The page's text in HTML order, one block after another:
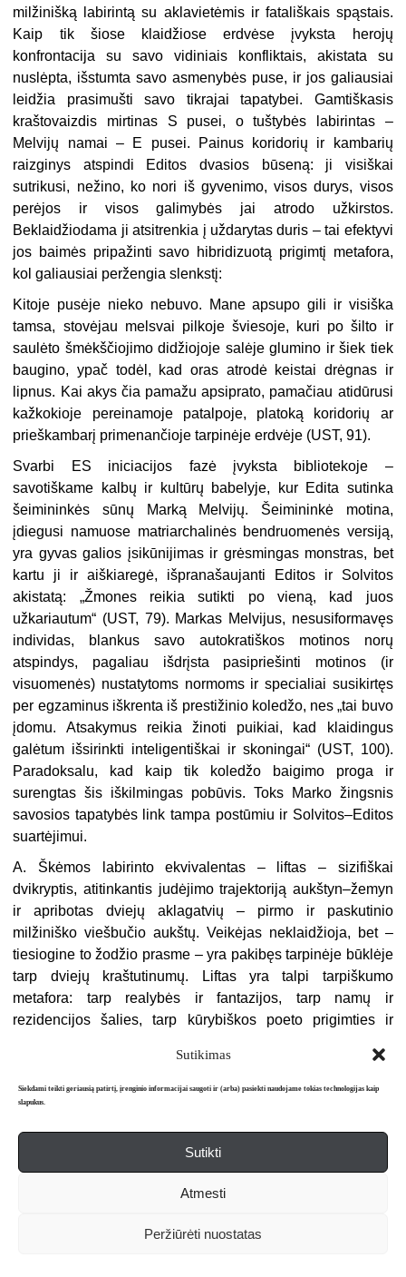
Sutikimas
Siekdami teikti geriausią patirtį, įrenginio informacijai saugoti ir (arba) pasiekti naudojame tokias technologijas kaip
slapukus.
Sutikti
Atmesti
Peržiūrėti nuostatas
milžinišką labirintą su aklavietėmis ir fatališkais spąstais.
Kaip tik šiose klaidžiose erdvėse įvyksta herojų
konfrontacija su savo vidiniais konfliktais, akistata su
nuslėpta, išstumta savo asmenybės puse, ir jos galiausiai
leidžia prasimušti savo tikrajai tapatybei. Gamtiškasis
kraštovaizdis mirtinas S pusei, o tuštybės labirintas –
Melvijų namai – E pusei. Painus koridorių ir kambarių
raizginys atspindi Editos dvasios būseną: ji visiškai
sutrikusi, nežino, ko nori iš gyvenimo, visos durys, visos
perėjos ir visos galimybės jai atrodo užkirstos.
Beklaidžiodama ji atsitrenkia į uždarytas duris – tai efektyvi
jos baimės pripažinti savo hibridizuotą prigimtį metafora,
kol galiausiai peržengia slenkstį:
Kitoje pusėje nieko nebuvo. Mane apsupo gili ir visiška
tamsa, stovėjau melsvai pilkoje šviesoje, kuri po šilto ir
saulėto šmėkščiojimo didžiojoje salėje glumino ir šiek tiek
baugino, ypač todėl, kad oras atrodė keistai drėgnas ir
lipnus. Kai akys čia pamažu apsiprato, pamačiau atidūrusi
kažkokioje pereinamoje patalpoje, platoką koridorių ar
prieškambarį primenančioje tarpinėje erdvėje (UST, 91).
Svarbi ES iniciacijos fazė įvyksta bibliotekoje –
savotiškame kalbų ir kultūrų babelyje, kur Edita sutinka
šeimininkės sūnų Marką Melvijų. Šeimininkė motina,
įdiegusi namuose matriarchalinės bendruomenės versiją,
yra gyvas galios įsikūnijimas ir grėsmingas monstras, bet
kartu ji ir aiškiaregė, išpranašaujanti Editos ir Solvitos
akistatą: „Žmones reikia sutikti po vieną, kad juos
užkariautum“ (UST, 79). Markas Melvijus, nesusiformavęs
individas, blankus savo autokratiškos motinos norų
atspindys, pagaliau išdrįsta pasipriešinti motinos (ir
visuomenės) nustatytoms normoms ir specialiai susikirtęs
per egzaminus iškrenta iš prestižinio koledžo, nes „tai buvo
įdomu. Atsakymus reikia žinoti puikiai, kad klaidingus
galėtum išsirinkti inteligentiškai ir skoningai“ (UST, 100).
Paradoksalu, kad kaip tik koledžo baigimo proga ir
surengtas šis iškilmingas pobūvis. Toks Marko žingsnis
savosios tapatybės link tampa postūmiu ir Solvitos–Editos
suartėjimui.
A. Škėmos labirinto ekvivalentas – liftas – sizifiškai
dvikryptis, atitinkantis judėjimo trajektoriją aukštyn–žemyn
ir apribotas dviejų aklagatvių – pirmo ir paskutinio
milžiniško viešbučio aukštų. Veikėjas neklaidžioja, bet –
tiesiogine to žodžio prasme – yra pakibęs tarpinėje būklėje
tarp dviejų kraštutinumų. Liftas yra talpi tarpiškumo
metafora: tarp realybės ir fantazijos, tarp namų ir
rezidencijos šalies, tarp kūrybiškos poeto prigimties ir
beprotybės. I. Škipsnos kūrinyje irgi gausu įvairių
pusiškumo formų: „Vestuvės ir laidotuvės be gyvenimo per
vidurį, kanklės ir rankos be skambesio“ (UST, 135); Edita
pobūvyje laiko pusiau nugertą stiklinę; adresas, kurį jos
vyras Džeraldas palieka giminaičiams, – „Pusiaukelė“,
viensėdis tarp dviejų kaimų, kur anksčiau tebuvo vienas